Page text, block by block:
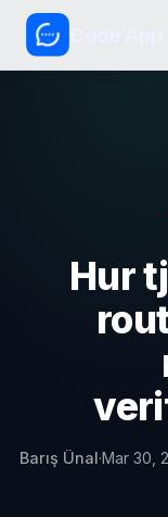
Hur
Barış Ünal·Mar 30,